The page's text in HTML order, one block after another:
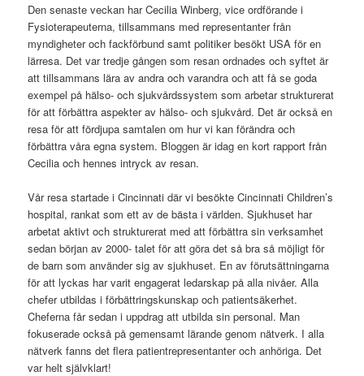
Den senaste veckan har Cecilia Winberg, vice ordförande i
Fysioterapeuterna, tillsammans med representanter från
myndigheter och fackförbund samt politiker besökt USA för en
lärresa. Det var tredje gången som resan ordnades och syftet är
att tillsammans lära av andra och varandra och att få se goda
exempel på hälso- och sjukvårdssystem som arbetar strukturerat
för att förbättra aspekter av hälso- och sjukvård. Det är också en
resa för att fördjupa samtalen om hur vi kan förändra och
förbättra våra egna system. Bloggen är idag en kort rapport från
Cecilia och hennes intryck av resan.
Vår resa startade i Cincinnati där vi besökte Cincinnati Children’s
hospital, rankat som ett av de bästa i världen. Sjukhuset har
arbetat aktivt och strukturerat med att förbättra sin verksamhet
sedan början av 2000- talet för att göra det så bra så möjligt för
de barn som använder sig av sjukhuset. En av förutsättningarna
för att lyckas har varit engagerat ledarskap på alla nivåer. Alla
chefer utbildas i förbättringskunskap och patientsäkerhet.
Cheferna får sedan i uppdrag att utbilda sin personal. Man
fokuserade också på gemensamt lärande genom nätverk. I alla
nätverk fanns det flera patientrepresentanter och anhöriga. Det
var helt självklart!